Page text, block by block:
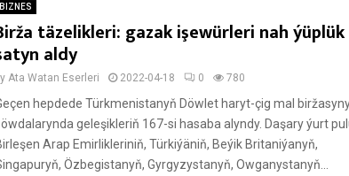
BIZNES
täzelikleri: gazak işewürleri nah ýüplük
aldy
Ata Watan Eserleri 2022-04-18 0 780
hepdede Türkmenistanyň Döwlet haryt-çig mal
geleşikleriň 167-si hasaba alyndy. Daşary ýurt
Arap Emirlikleriniň, Türkiýäniň, Beýik Britaniýanyň,
Özbegistanyň, Gyrgyzystanyň, Owganystanyň...